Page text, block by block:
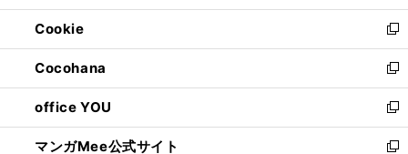
開
く
ウ
で
開
く
ン
ド
ウ
で
開
く
ウ
ィ
ン
ド
ウ
で
開
く
Cookie
新
し
い
ウ
ィ
ン
ド
Cocohana
新
し
い
ウ
ィ
office YOU
新
し
い
マンガMee公式サイト
新